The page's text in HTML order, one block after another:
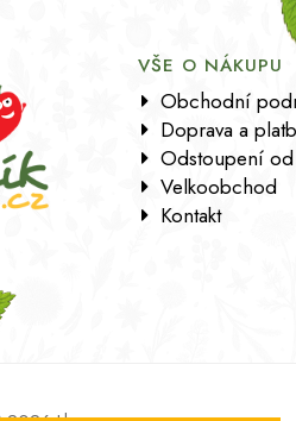
VŠE O NÁKUPU
Obchodní
Doprava a
Odstoupení
Velkoobchod
Kontakt